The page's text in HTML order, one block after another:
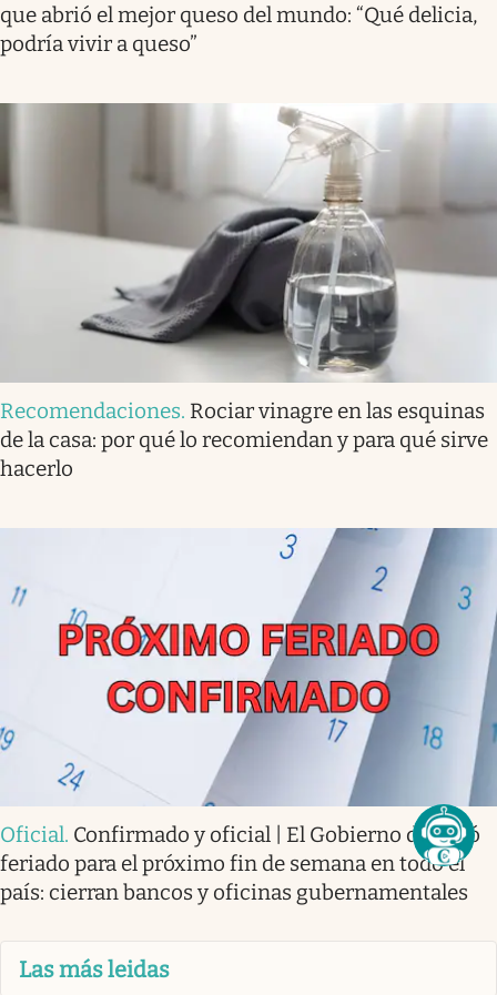
que abrió el mejor queso del mundo: “Qué delicia,
podría vivir a queso”
Recomendaciones. Rociar vinagre en las esquinas
de la casa: por qué lo recomiendan y para qué sirve
hacerlo
Oficial. Confirmado y oficial | El Gobierno decretó
feriado para el próximo fin de semana en todo el
país: cierran bancos y oficinas gubernamentales
Las más leidas